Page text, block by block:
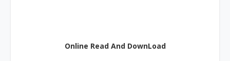
Online Read And DownLoad